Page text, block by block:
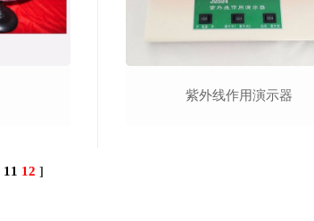
紫外线作用演示器
11 12 ]